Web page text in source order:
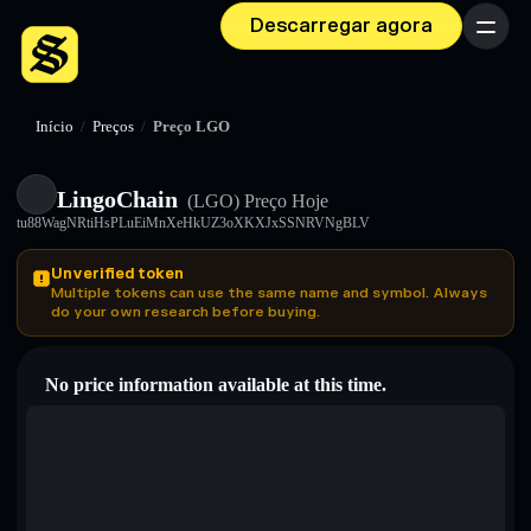
Descarregar agora Menu
Início / Preços / Preço LGO
LingoChain (LGO) Preço Hoje
tu88WagNRtiHsPLuEiMnXeHkUZ3oXKXJxSSNRVNgBLV
Unverified token
Multiple tokens can use the same name and symbol. Always
do your own research before buying.
No price information available at this time.